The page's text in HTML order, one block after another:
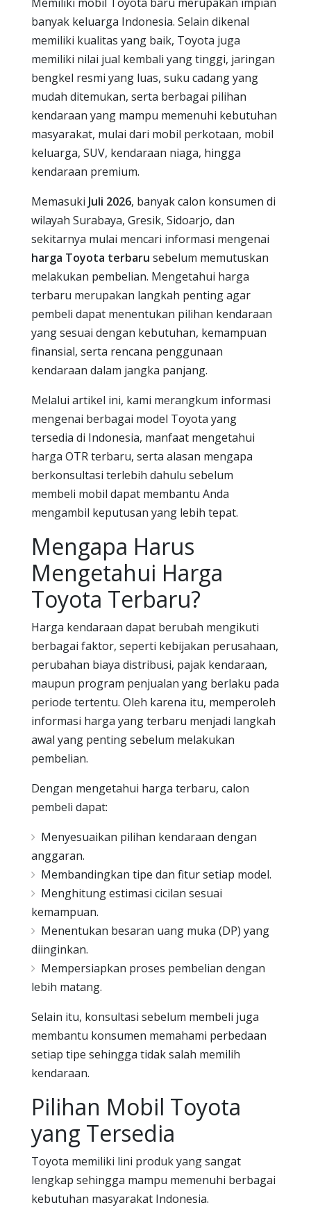
banyak keluarga Indonesia. Selain dikenal
memiliki kualitas yang baik, Toyota juga
memiliki nilai jual kembali yang tinggi, jaringan
bengkel resmi yang luas, suku cadang yang
mudah ditemukan, serta berbagai pilihan
kendaraan yang mampu memenuhi kebutuhan
masyarakat, mulai dari mobil perkotaan, mobil
keluarga, SUV, kendaraan niaga, hingga
kendaraan premium.
Memasuki Juli 2026, banyak calon konsumen di
wilayah Surabaya, Gresik, Sidoarjo, dan
sekitarnya mulai mencari informasi mengenai
harga Toyota terbaru sebelum memutuskan
melakukan pembelian. Mengetahui harga
terbaru merupakan langkah penting agar
pembeli dapat menentukan pilihan kendaraan
yang sesuai dengan kebutuhan, kemampuan
finansial, serta rencana penggunaan
kendaraan dalam jangka panjang.
Melalui artikel ini, kami merangkum informasi
mengenai berbagai model Toyota yang
tersedia di Indonesia, manfaat mengetahui
harga OTR terbaru, serta alasan mengapa
berkonsultasi terlebih dahulu sebelum
membeli mobil dapat membantu Anda
mengambil keputusan yang lebih tepat.
Mengapa Harus
Mengetahui Harga
Toyota Terbaru?
Harga kendaraan dapat berubah mengikuti
berbagai faktor, seperti kebijakan perusahaan,
perubahan biaya distribusi, pajak kendaraan,
maupun program penjualan yang berlaku pada
periode tertentu. Oleh karena itu, memperoleh
informasi harga yang terbaru menjadi langkah
awal yang penting sebelum melakukan
pembelian.
Dengan mengetahui harga terbaru, calon
pembeli dapat:
Menyesuaikan pilihan kendaraan dengan
anggaran.
Membandingkan tipe dan fitur setiap model.
Menghitung estimasi cicilan sesuai
kemampuan.
Menentukan besaran uang muka (DP) yang
diinginkan.
Mempersiapkan proses pembelian dengan
lebih matang.
Selain itu, konsultasi sebelum membeli juga
membantu konsumen memahami perbedaan
setiap tipe sehingga tidak salah memilih
kendaraan.
Pilihan Mobil Toyota
yang Tersedia
Toyota memiliki lini produk yang sangat
lengkap sehingga mampu memenuhi berbagai
kebutuhan masyarakat Indonesia.